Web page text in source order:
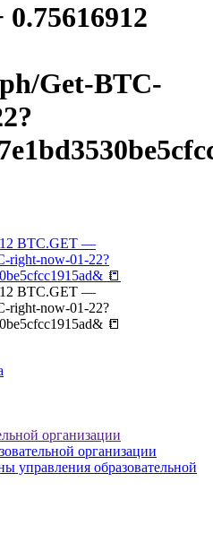
Get-BTC-
BTC.GET —
right-now-01-22?
📒
BTC.GET —
right-now-01-22?
📒
организации
организации
управления образовательной